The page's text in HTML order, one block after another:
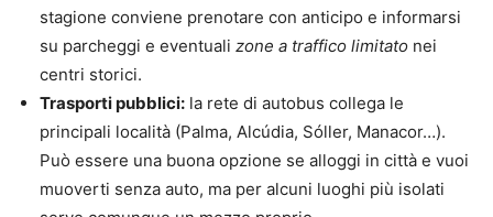
stagione conviene prenotare con anticipo e informarsi
su parcheggi e eventuali zone a traffico limitato nei
centri storici.
Trasporti pubblici: la rete di autobus collega le
principali località (Palma, Alcúdia, Sóller, Manacor…).
Può essere una buona opzione se alloggi in città e vuoi
muoverti senza auto, ma per alcuni luoghi più isolati